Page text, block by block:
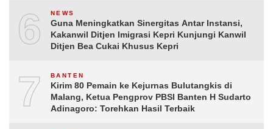
6 NEWS
Guna Meningkatkan Sinergitas Antar Instansi,
Kakanwil Ditjen Imigrasi Kepri Kunjungi Kanwil
Ditjen Bea Cukai Khusus Kepri
7 BANTEN
Kirim 80 Pemain ke Kejurnas Bulutangkis di
Malang, Ketua Pengprov PBSI Banten H Sudarto
Adinagoro: Torehkan Hasil Terbaik